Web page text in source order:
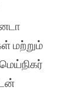
மற்றும்